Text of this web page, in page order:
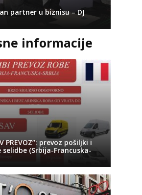
partner u biznisu – DJ
informacije
PREVOZ“: prevoz pošiljki i
(Srbija-Francuska-